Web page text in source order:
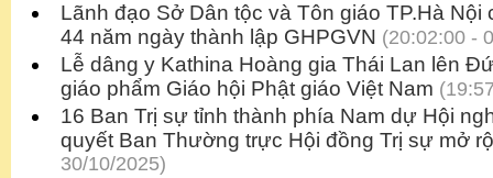
Lãnh đạo Sở Dân tộc và Tôn giáo TP.Hà Nội
44 năm ngày thành lập GHPGVN (20:02:00 -
Lễ dâng y Kathina Hoàng gia Thái Lan lên
giáo phẩm Giáo hội Phật giáo Việt Nam
16 Ban Trị sự tỉnh thành phía Nam dự Hội
quyết Ban Thường trực Hội đồng Trị sự mở
30/10/2025)